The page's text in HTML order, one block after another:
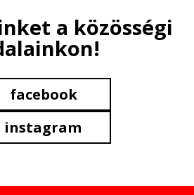
a közösségi
facebook
instagram